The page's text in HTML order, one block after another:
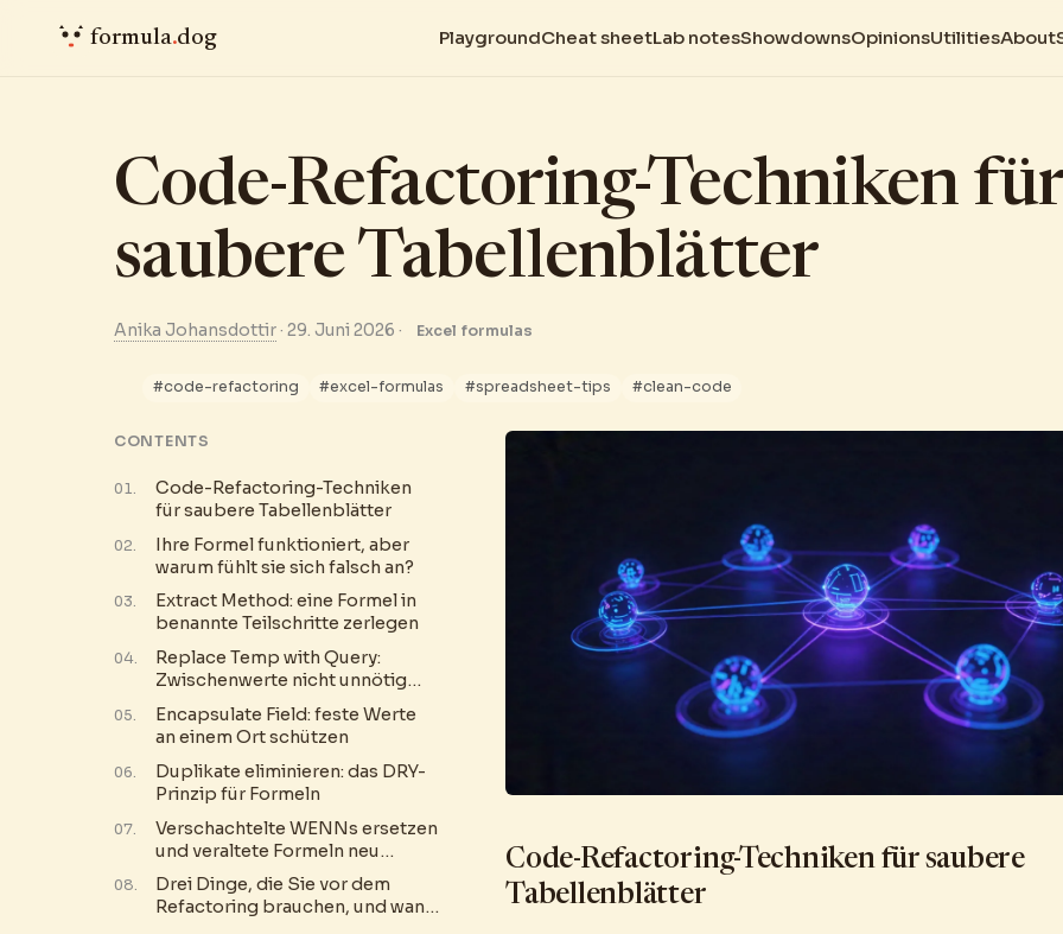
Code-Refactoring-Techniken für
saubere Tabellenblätter
Anika Johansdottir· 29. Juni 2026 · Excel formulas
#code-refactoring #excel-formulas #spreadsheet-tips #clean-code
CONTENTS
Code-Refactoring-Techniken
für saubere Tabellenblätter
Ihre Formel funktioniert, aber
warum fühlt sie sich falsch an?
Extract Method: eine Formel in
benannte Teilschritte zerlegen
Replace Temp with Query:
Zwischenwerte nicht unnötig
aufheben
Encapsulate Field: feste Werte
an einem Ort schützen
Duplikate eliminieren: das DRY-
Prinzip für Formeln
Verschachtelte WENNs ersetzen
und veraltete Formeln neu
schreiben
Drei Dinge, die Sie vor dem
Refactoring brauchen, und wann
Code-Refactoring-Techniken für saubere
Tabellenblätter
formula.dog PlaygroundCheat sheetLab notesShowdownsOpinionsUtilitiesAbout